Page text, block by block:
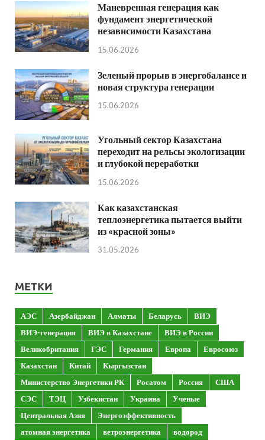
Маневренная генерация как
фундамент энергетической
независимости Казахстана
15.06.2026
Зеленый прорыв в энергобалансе и
новая структура генерации
15.06.2026
Угольный сектор Казахстана
переходит на рельсы экологизации
и глубокой переработки
15.06.2026
Как казахстанская
теплоэнергетика пытается выйти
из «красной зоны»
31.05.2026
МЕТКИ
АЭС Азербайджан Алматы Беларусь
ВИЭ
ВИЭ-генерация
ВИЭ в Казахстане
ВИЭ в России
Великобритания
ГЭС Германия Европа
Евросоюз
Казахстан
Китай
Кыргызстан
Министерство Энергетики РК
Росатом Россия
США
СЭС
ТЭЦ Узбекистан Украина
Ученые
Центральная Азия
Энергоэффективность
атомная энергетика
ветроэнергетика
водород